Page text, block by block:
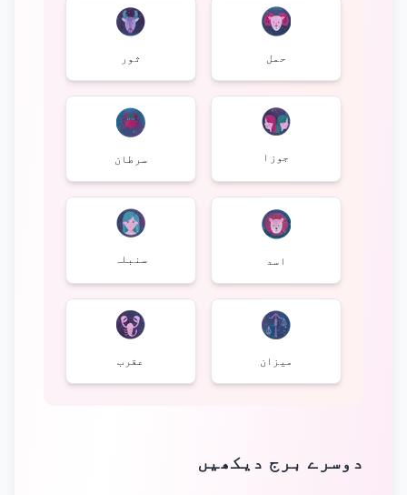
حمل ثور
جوزا سرطان
اسد سنبلہ
میزان عقرب
دوسرے برج دیکھیں